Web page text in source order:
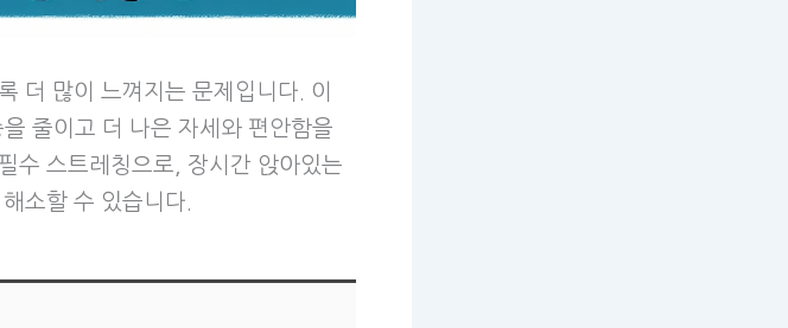
더 많이 느껴지는 문제입니다. 이
줄이고 더 나은 자세와 편안함을
수 스트레칭으로, 장시간 앉아있는
소할 수 있습니다.